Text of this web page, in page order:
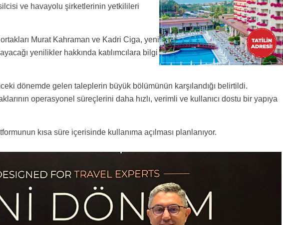
ve havayolu şirketlerinin yetkilileri
Murat Kahraman ve Kadri Ciga, yeni
yenilikler hakkında katılımcılara bilgi
dönemde gelen taleplerin büyük bölümünün karşılandığı belirtildi.
operasyonel süreçlerini daha hızlı, verimli ve kullanıcı dostu bir yapıya
kısa süre içerisinde kullanıma açılması planlanıyor.